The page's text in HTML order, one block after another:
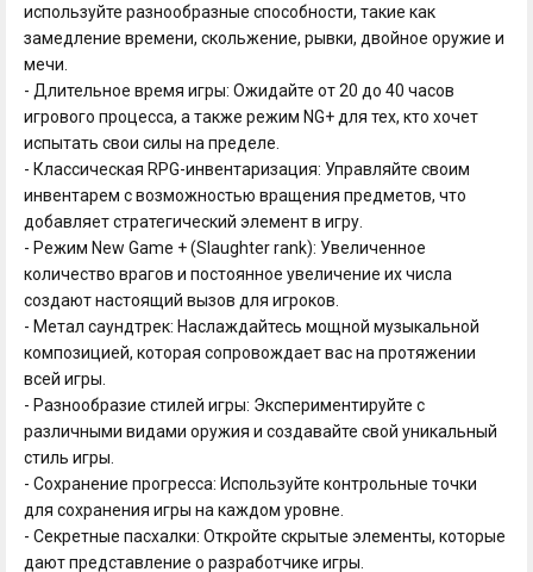
используйте разнообразные способности, такие как
замедление времени, скольжение, рывки, двойное оружие и
мечи.
- Длительное время игры: Ожидайте от 20 до 40 часов
игрового процесса, а также режим NG+ для тех, кто хочет
испытать свои силы на пределе.
- Классическая RPG-инвентаризация: Управляйте своим
инвентарем с возможностью вращения предметов, что
добавляет стратегический элемент в игру.
- Режим New Game + (Slaughter rank): Увеличенное
количество врагов и постоянное увеличение их числа
создают настоящий вызов для игроков.
- Метал саундтрек: Наслаждайтесь мощной музыкальной
композицией, которая сопровождает вас на протяжении
всей игры.
- Разнообразие стилей игры: Экспериментируйте с
различными видами оружия и создавайте свой уникальный
стиль игры.
- Сохранение прогресса: Используйте контрольные точки
для сохранения игры на каждом уровне.
- Секретные пасхалки: Откройте скрытые элементы, которые
дают представление о разработчике игры.